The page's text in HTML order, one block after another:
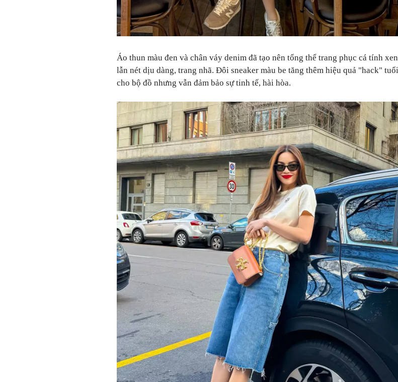
Áo thun màu đen và chân váy denim đã tạo nên tổng thể trang phục cá tính xen
lẫn nét dịu dàng, trang nhã. Đôi sneaker màu be tăng thêm hiệu quả "hack" tuổi
cho bộ đồ nhưng vẫn đảm bảo sự tinh tế, hài hòa.